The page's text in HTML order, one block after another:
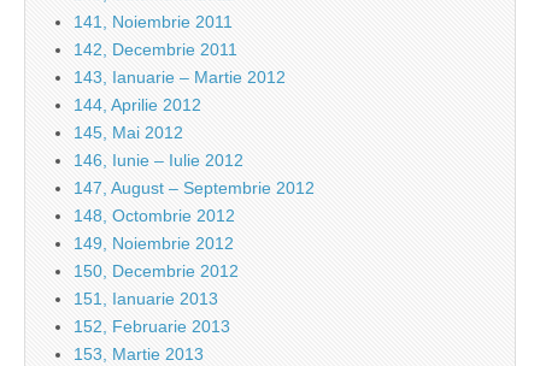
141, Noiembrie 2011
142, Decembrie 2011
143, Ianuarie – Martie 2012
144, Aprilie 2012
145, Mai 2012
146, Iunie – Iulie 2012
147, August – Septembrie 2012
148, Octombrie 2012
149, Noiembrie 2012
150, Decembrie 2012
151, Ianuarie 2013
152, Februarie 2013
153, Martie 2013